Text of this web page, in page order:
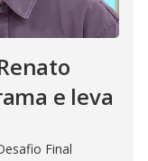
e leva
Final